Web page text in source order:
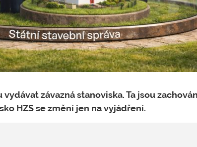
závazná stanoviska. Ta jsou
HZS se změní jen na vyjádření.